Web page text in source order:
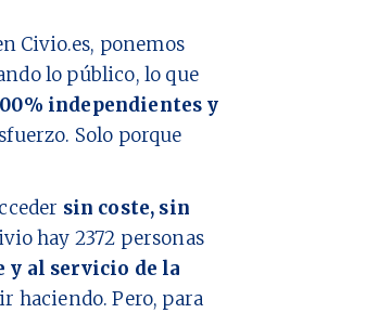
Civio.es, ponemos
lo público, lo que
independientes y
Solo porque
sin coste, sin
hay 2372 personas
al servicio de la
haciendo. Pero, para